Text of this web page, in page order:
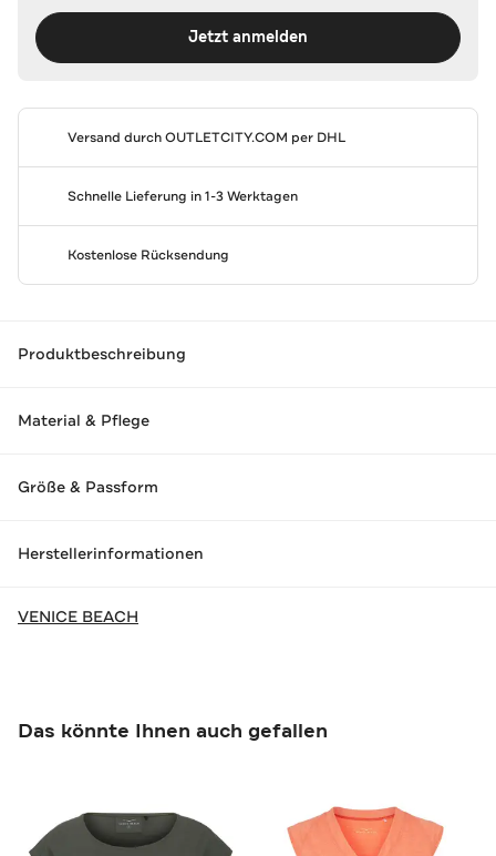
Jetzt anmelden
Versand durchOUTLETCITY.COM per DHL
Schnelle Lieferung in 1-3 Werktagen
Kostenlose Rücksendung
Produktbeschreibung
Material & Pflege
Größe & Passform
Herstellerinformationen
VENICE BEACH
Das könnte Ihnen auch gefallen